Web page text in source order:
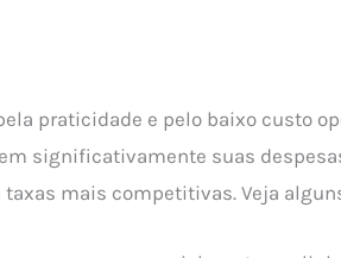
praticidade e pelo baixo custo
significativamente suas
mais competitivas. Veja